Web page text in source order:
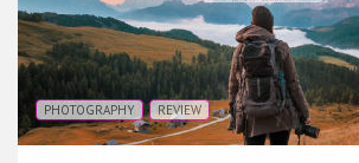
PHOTOGRAPHY REVIEW